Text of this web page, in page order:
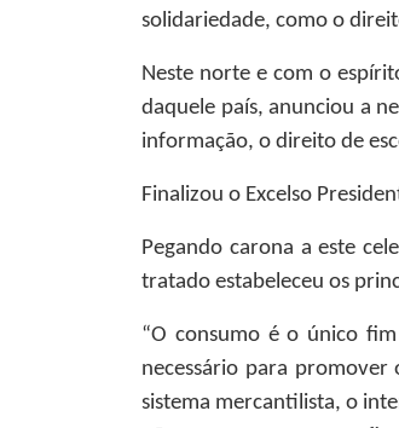
solidariedade, como o
Neste norte e com o
daquele país, anunciou a
informação, o direito de
Finalizou o Excelso
Pegando carona a este
tratado estabeleceu os
“O consumo é o único
necessário para
sistema mercantilista, o